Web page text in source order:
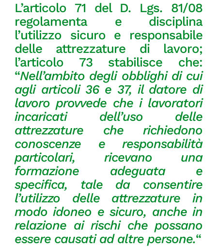
L’articolo 71 del D. Lgs. 81/08
regolamenta e disciplina
l’utilizzo sicuro e responsabile
delle attrezzature di lavoro;
l’articolo 73 stabilisce che:
“Nell’ambito degli obblighi di cui
agli articoli 36 e 37, il datore di
lavoro provvede che i lavoratori
incaricati dell’uso delle
attrezzature che richiedono
conoscenze e responsabilità
particolari, ricevano una
formazione adeguata e
specifica, tale da consentire
l’utilizzo delle attrezzature in
modo idoneo e sicuro, anche in
relazione ai rischi che possano
essere causati ad altre persone.“